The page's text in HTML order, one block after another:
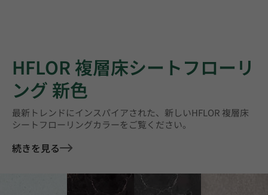
HFLOR 複層床シートフローリ
ング 新色
最新トレンドにインスパイアされた、新しいHFLOR 複層床
シートフローリングカラーをご覧ください。
続きを見る